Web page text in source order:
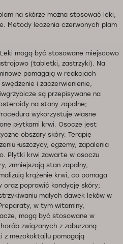
na skórze można stosować leki,
Metody leczenia czerwonych plam
mogą być stosowane miejscowo
(tabletki, zastrzyki). Na
pomagają w reakcjach
i zaczerwienienie,
są przepisywane na
na stany zapalne;
wykorzystuje własne
płytkami krwi. Osocze jest
obszary skóry. Terapię
łuszczycy, egzemy, zapalenia
Płytki krwi zawarte w osoczu
zmniejszają stan zapalny,
krążenie krwi, co pomaga
oraz poprawić kondycję skóry;
małych dawek leków w
w tym witaminy,
mogą być stosowane w
związanych z zaburzoną
z mezokoktajlu pomagają